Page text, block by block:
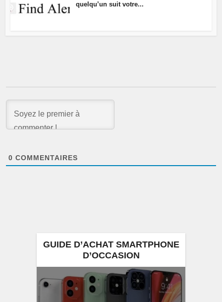
quelqu’un suit votre...
0 COMMENTAIRES
GUIDE D’ACHAT SMARTPHONE
D’OCCASION